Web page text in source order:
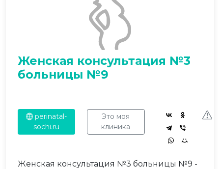
Женская консультация №3
больницы №9
perinatal-
sochi.ru
Это моя
клиника
Женская консультация №3 больницы №9 -